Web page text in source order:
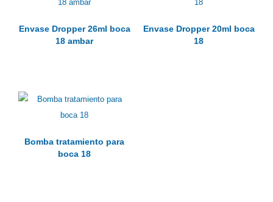
Envase Dropper 26ml boca
18 ambar
Envase Dropper 20ml boca
18
Bomba tratamiento para
boca 18